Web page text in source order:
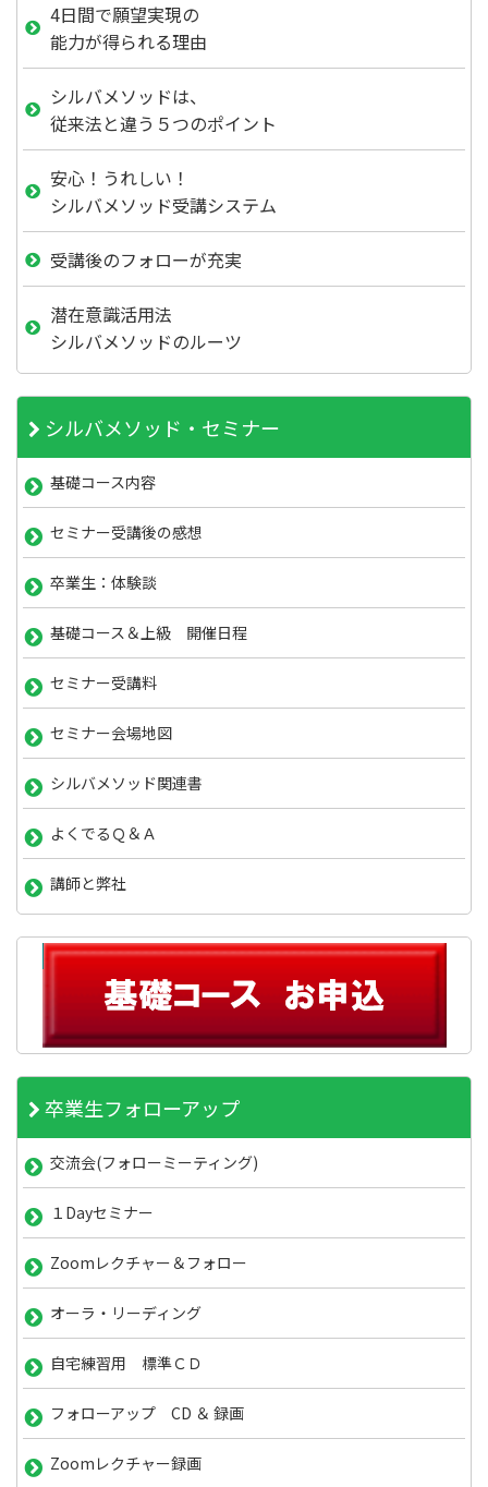
4日間で願望実現の
能力が得られる理由
シルバメソッドは、
従来法と違う５つのポイント
安心！うれしい！
シルバメソッド受講システム
受講後のフォローが充実
潜在意識活用法
シルバメソッドのルーツ
シルバメソッド・セミナー
基礎コース内容
セミナー受講後の感想
卒業生：体験談
基礎コース＆上級 開催日程
セミナー受講料
セミナー会場地図
シルバメソッド関連書
よくでるＱ＆Ａ
講師と弊社
卒業生フォローアップ
交流会(フォローミーティング)
１Dayセミナー
Zoomレクチャー＆フォロー
オーラ・リーディング
自宅練習用 標準ＣＤ
フォローアップ CD ＆ 録画
Zoomレクチャー録画